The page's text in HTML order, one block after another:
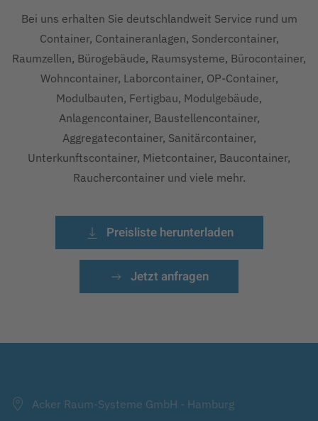
Bei uns erhalten Sie deutschlandweit Service rund um
Container, Containeranlagen, Sondercontainer,
Raumzellen, Bürogebäude, Raumsysteme, Bürocontainer,
Wohncontainer, Laborcontainer, OP-Container,
Modulbauten, Fertigbau, Modulgebäude,
Anlagencontainer, Baustellencontainer,
Aggregatecontainer, Sanitärcontainer,
Unterkunftscontainer, Mietcontainer, Baucontainer,
Rauchercontainer und viele mehr.
Preisliste herunterladen
Jetzt anfragen
Acker Raum-Systeme GmbH - Hamburg